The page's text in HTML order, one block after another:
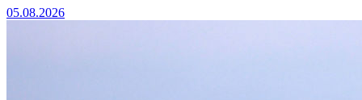
05.08.2026